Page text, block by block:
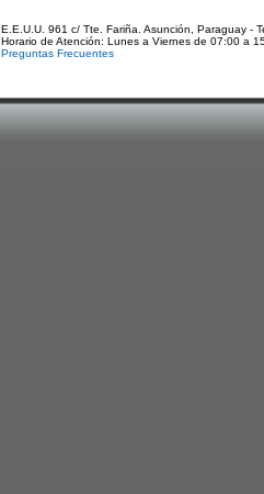
E.E.U.U. 961 c/ Tte. Fariña. Asunción, Paraguay -
Horario de Atención: Lunes a Viernes de 07:00 a
Preguntas Frecuentes